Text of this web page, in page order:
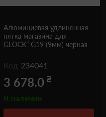
Алюминиевая удлиненная
пятка магазина для
GLOCK” G19 (9мм) черная
Код 234041
3 678.0 ₴
В наличии